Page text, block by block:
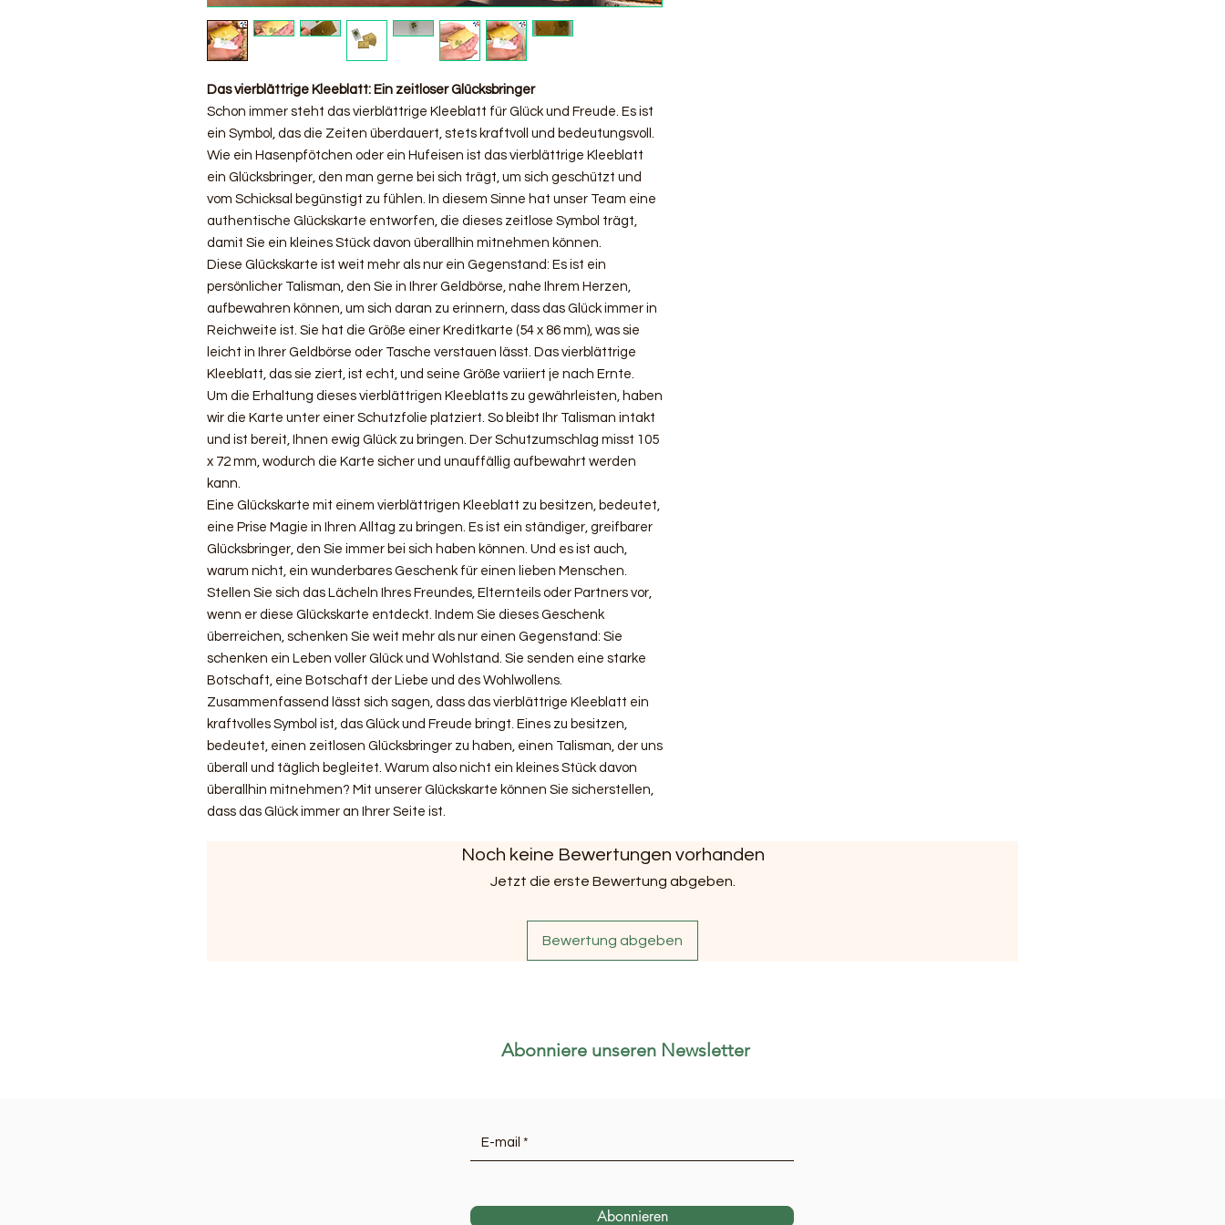
Das vierblättrige Kleeblatt: Ein zeitloser Glücksbringer
Schon immer steht das vierblättrige Kleeblatt für Glück und Freude. Es ist
ein Symbol, das die Zeiten überdauert, stets kraftvoll und bedeutungsvoll.
Wie ein Hasenpfötchen oder ein Hufeisen ist das vierblättrige Kleeblatt
ein Glücksbringer, den man gerne bei sich trägt, um sich geschützt und
vom Schicksal begünstigt zu fühlen. In diesem Sinne hat unser Team eine
authentische Glückskarte entworfen, die dieses zeitlose Symbol trägt,
damit Sie ein kleines Stück davon überallhin mitnehmen können.
Diese Glückskarte ist weit mehr als nur ein Gegenstand: Es ist ein
persönlicher Talisman, den Sie in Ihrer Geldbörse, nahe Ihrem Herzen,
aufbewahren können, um sich daran zu erinnern, dass das Glück immer in
Reichweite ist. Sie hat die Größe einer Kreditkarte (54 x 86 mm), was sie
leicht in Ihrer Geldbörse oder Tasche verstauen lässt. Das vierblättrige
Kleeblatt, das sie ziert, ist echt, und seine Größe variiert je nach Ernte.
Um die Erhaltung dieses vierblättrigen Kleeblatts zu gewährleisten, haben
wir die Karte unter einer Schutzfolie platziert. So bleibt Ihr Talisman intakt
und ist bereit, Ihnen ewig Glück zu bringen. Der Schutzumschlag misst 105
x 72 mm, wodurch die Karte sicher und unauffällig aufbewahrt werden
kann.
Eine Glückskarte mit einem vierblättrigen Kleeblatt zu besitzen, bedeutet,
eine Prise Magie in Ihren Alltag zu bringen. Es ist ein ständiger, greifbarer
Glücksbringer, den Sie immer bei sich haben können. Und es ist auch,
warum nicht, ein wunderbares Geschenk für einen lieben Menschen.
Stellen Sie sich das Lächeln Ihres Freundes, Elternteils oder Partners vor,
wenn er diese Glückskarte entdeckt. Indem Sie dieses Geschenk
überreichen, schenken Sie weit mehr als nur einen Gegenstand: Sie
schenken ein Leben voller Glück und Wohlstand. Sie senden eine starke
Botschaft, eine Botschaft der Liebe und des Wohlwollens.
Zusammenfassend lässt sich sagen, dass das vierblättrige Kleeblatt ein
kraftvolles Symbol ist, das Glück und Freude bringt. Eines zu besitzen,
bedeutet, einen zeitlosen Glücksbringer zu haben, einen Talisman, der uns
überall und täglich begleitet. Warum also nicht ein kleines Stück davon
überallhin mitnehmen? Mit unserer Glückskarte können Sie sicherstellen,
dass das Glück immer an Ihrer Seite ist.
Noch keine Bewertungen vorhanden
Jetzt die erste Bewertung abgeben.
Bewertung abgeben
Abonniere unseren Newsletter
Abonnieren